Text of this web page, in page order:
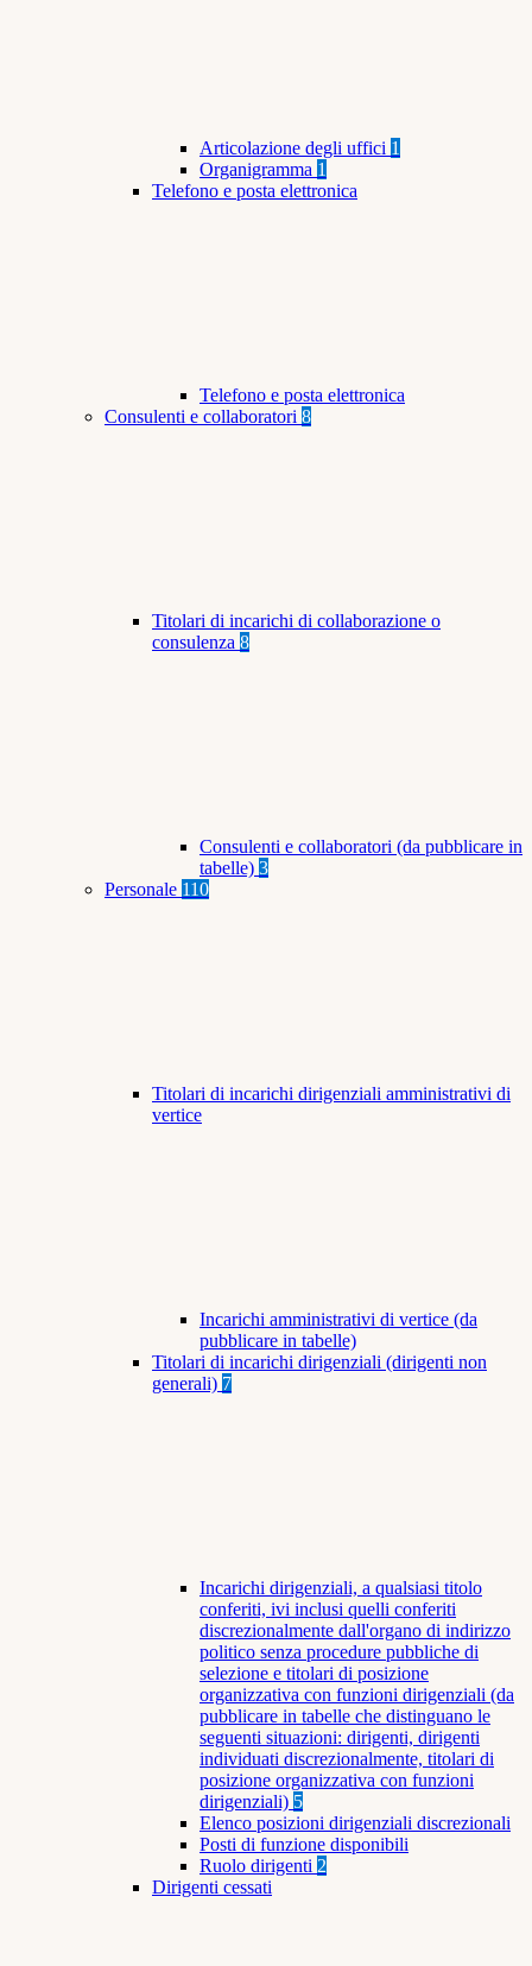
Articolazione degli uffici 1
Organigramma 1
Telefono e posta elettronica
Telefono e posta elettronica
Consulenti e collaboratori 8
Titolari di incarichi di collaborazione o
consulenza 8
Consulenti e collaboratori (da pubblicare in
tabelle) 3
Personale 110
Titolari di incarichi dirigenziali amministrativi di
vertice
Incarichi amministrativi di vertice (da
pubblicare in tabelle)
Titolari di incarichi dirigenziali (dirigenti non
generali) 7
Incarichi dirigenziali, a qualsiasi titolo
conferiti, ivi inclusi quelli conferiti
discrezionalmente dall'organo di indirizzo
politico senza procedure pubbliche di
selezione e titolari di posizione
organizzativa con funzioni dirigenziali (da
pubblicare in tabelle che distinguano le
seguenti situazioni: dirigenti, dirigenti
individuati discrezionalmente, titolari di
posizione organizzativa con funzioni
dirigenziali) 5
Elenco posizioni dirigenziali discrezionali
Posti di funzione disponibili
Ruolo dirigenti 2
Dirigenti cessati